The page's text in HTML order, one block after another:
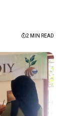
2 MIN READ